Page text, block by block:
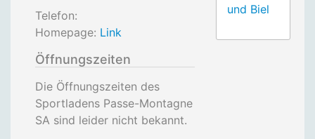
Telefon:
Homepage: Link
Öffnungszeiten
Die Öffnungszeiten des
Sportladens Passe-Montagne
SA sind leider nicht bekannt.
und Biel